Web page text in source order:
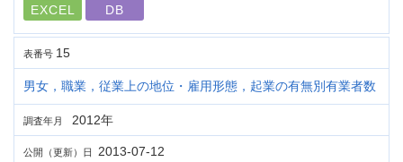
EXCEL DB
表番号 15
男女，職業，従業上の地位・雇用形態，起業の有無別有業者数
調査年月 2012年
公開（更新）日 2013-07-12